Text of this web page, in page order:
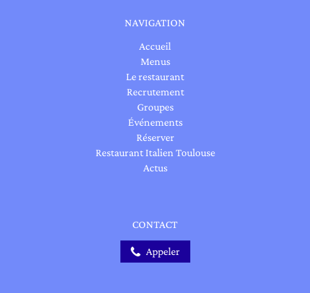
NAVIGATION
Accueil
Menus
Le restaurant
Recrutement
Groupes
Événements
Réserver
Restaurant Italien Toulouse
Actus
CONTACT
Appeler